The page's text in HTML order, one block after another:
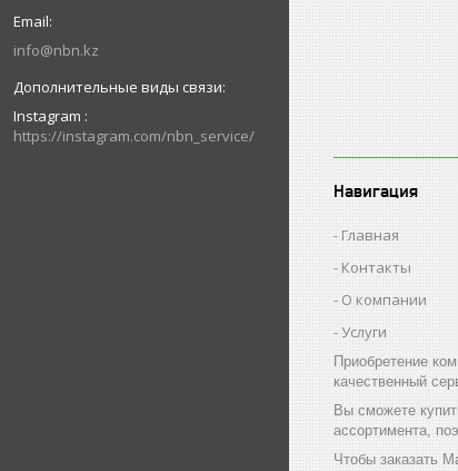
info@nbn.kz
Instagram
https://instagram.com/nbn_service/
Навигация
Главная
Контакты
О компании
Услуги
Приобретение
качественный
Вы сможете
ассортимента,
Чтобы заказать